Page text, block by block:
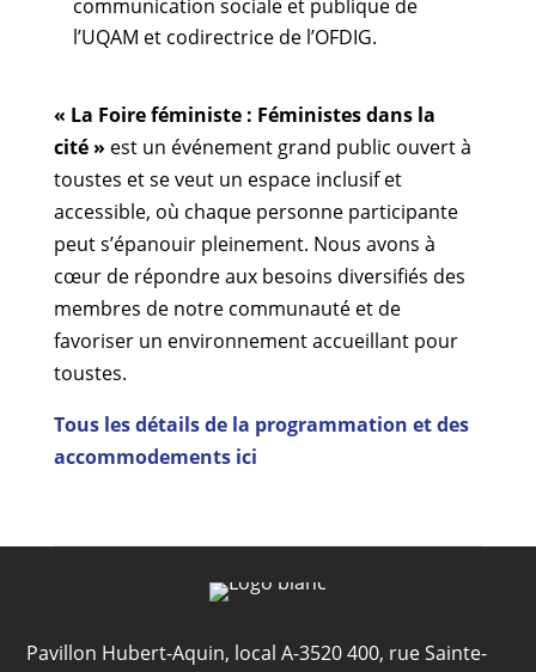
communication sociale et publique de
l’UQAM et codirectrice de l’OFDIG.
« La Foire féministe : Féministes dans la
cité » est un événement grand public ouvert à
toustes et se veut un espace inclusif et
accessible, où chaque personne participante
peut s’épanouir pleinement. Nous avons à
cœur de répondre aux besoins diversifiés des
membres de notre communauté et de
favoriser un environnement accueillant pour
toustes.
Tous les détails de la programmation et des
accommodements ici
Pavillon Hubert-Aquin, local A-3520 400, rue Sainte-